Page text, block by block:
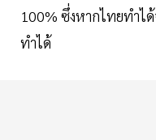
100% ซึ่งหากไทยทำไ
ทำได้